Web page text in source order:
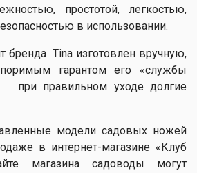
простотой, легкостью,
в использовании.
бренда Tina изготовлен вручную,
гарантом его «службы
при правильном уходе долгие
модели садовых ножей
в интернет-магазине «Клуб
магазина садоводы могут